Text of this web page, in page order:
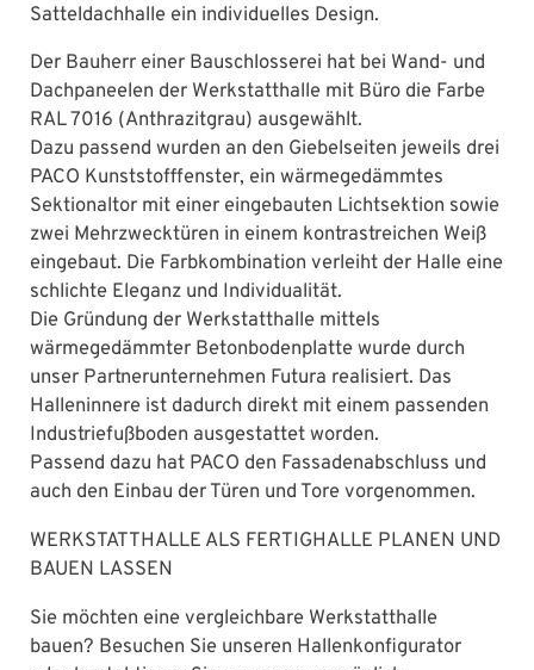
Satteldachhalle ein individuelles Design.
Der Bauherr einer Bauschlosserei hat bei Wand- und
Dachpaneelen der Werkstatthalle mit Büro die Farbe
RAL 7016 (Anthrazitgrau) ausgewählt.
Dazu passend wurden an den Giebelseiten jeweils drei
PACO Kunststofffenster, ein wärmegedämmtes
Sektionaltor mit einer eingebauten Lichtsektion sowie
zwei Mehrzwecktüren in einem kontrastreichen Weiß
eingebaut. Die Farbkombination verleiht der Halle eine
schlichte Eleganz und Individualität.
Die Gründung der Werkstatthalle mittels
wärmegedämmter Betonbodenplatte wurde durch
unser Partnerunternehmen Futura realisiert. Das
Halleninnere ist dadurch direkt mit einem passenden
Industriefußboden ausgestattet worden.
Passend dazu hat PACO den Fassadenabschluss und
auch den Einbau der Türen und Tore vorgenommen.
WERKSTATTHALLE ALS FERTIGHALLE PLANEN UND
BAUEN LASSEN
Sie möchten eine vergleichbare Werkstatthalle
bauen? Besuchen Sie unseren Hallenkonfigurator